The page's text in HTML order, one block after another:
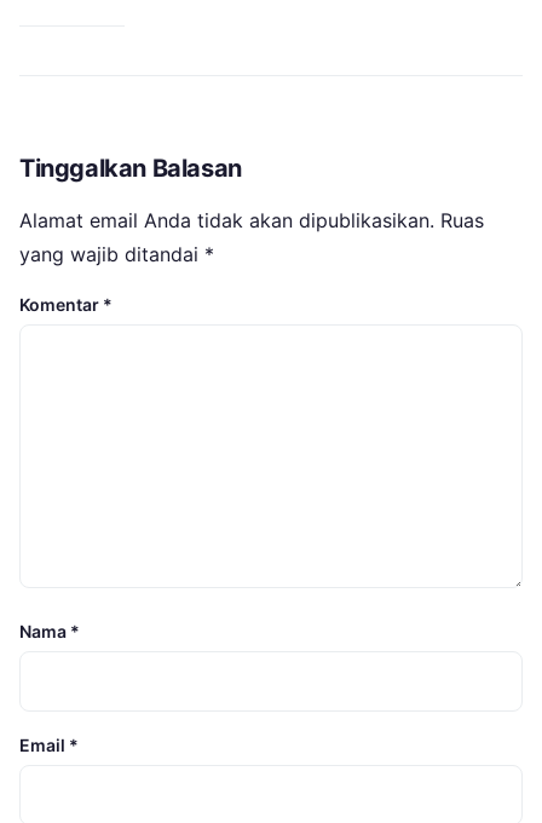
Tinggalkan Balasan
Alamat email Anda tidak akan dipublikasikan. Ruas
yang wajib ditandai *
Komentar *
Nama *
Email *